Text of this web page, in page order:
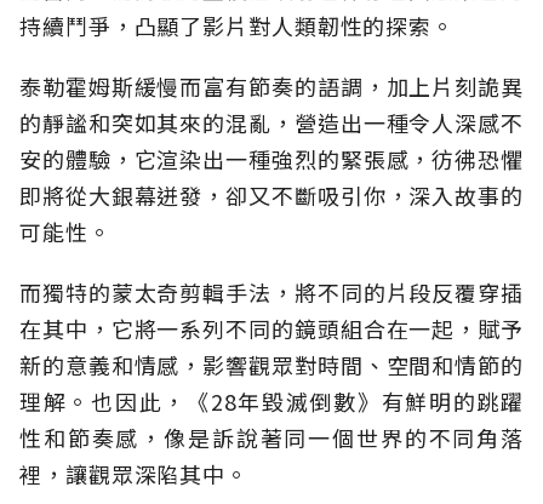
持續鬥爭，凸顯了影片對人類韌性的探索。
泰勒霍姆斯緩慢而富有節奏的語調，加上片刻詭異
的靜謐和突如其來的混亂，營造出一種令人深感不
安的體驗，它渲染出一種強烈的緊張感，彷彿恐懼
即將從大銀幕迸發，卻又不斷吸引你，深入故事的
可能性。
而獨特的蒙太奇剪輯手法，將不同的片段反覆穿插
在其中，它將一系列不同的鏡頭組合在一起，賦予
新的意義和情感，影響觀眾對時間、空間和情節的
理解。也因此，《28年毀滅倒數》有鮮明的跳躍
性和節奏感，像是訴說著同一個世界的不同角落
裡，讓觀眾深陷其中。